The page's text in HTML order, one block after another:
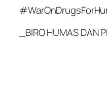
_BIRO HUMAS DAN